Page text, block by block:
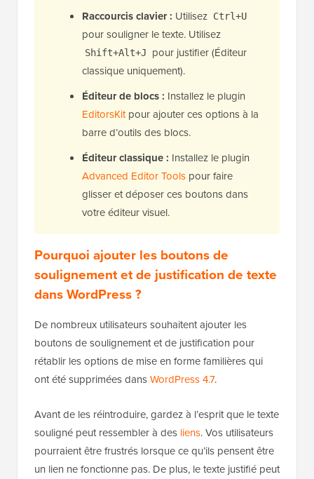
Raccourcis clavier : Utilisez Ctrl+U
pour souligner le texte. Utilisez
Shift+Alt+J
pour justifier (Éditeur
classique uniquement).
Éditeur de blocs : Installez le plugin
EditorsKitpour ajouter ces options à la
barre d’outils des blocs.
Éditeur classique : Installez le plugin
Advanced Editor Tools pour faire
glisser et déposer ces boutons dans
votre éditeur visuel.
Pourquoi ajouter les boutons de
soulignement et de justification de texte
dans WordPress ?
De nombreux utilisateurs souhaitent ajouter les
boutons de soulignement et de justification pour
rétablir les options de mise en forme familières qui
ont été supprimées dansWordPress 4.7.
Avant de les réintroduire, gardez à l’esprit que le texte
souligné peut ressembler à des liens. Vos utilisateurs
pourraient être frustrés lorsque ce qu’ils pensent être
un lien ne fonctionne pas. De plus, le texte justifié peut